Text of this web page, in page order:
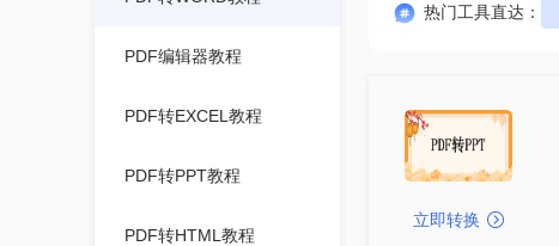
热门工具直达：
PDF编辑器教程
PDF转EXCEL教程
PDF转PPT教程
PDF转HTML教程
立即转换